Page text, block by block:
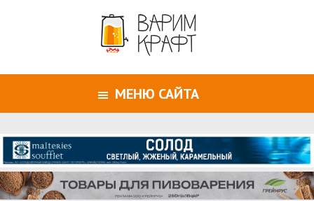
МЕНЮ САЙТА